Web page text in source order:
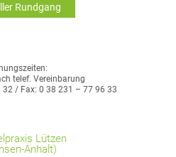
Rundgang
telef. Vereinbarung
32 / Fax: 0 38 231 – 77 96 33
Lützen
Anhalt)